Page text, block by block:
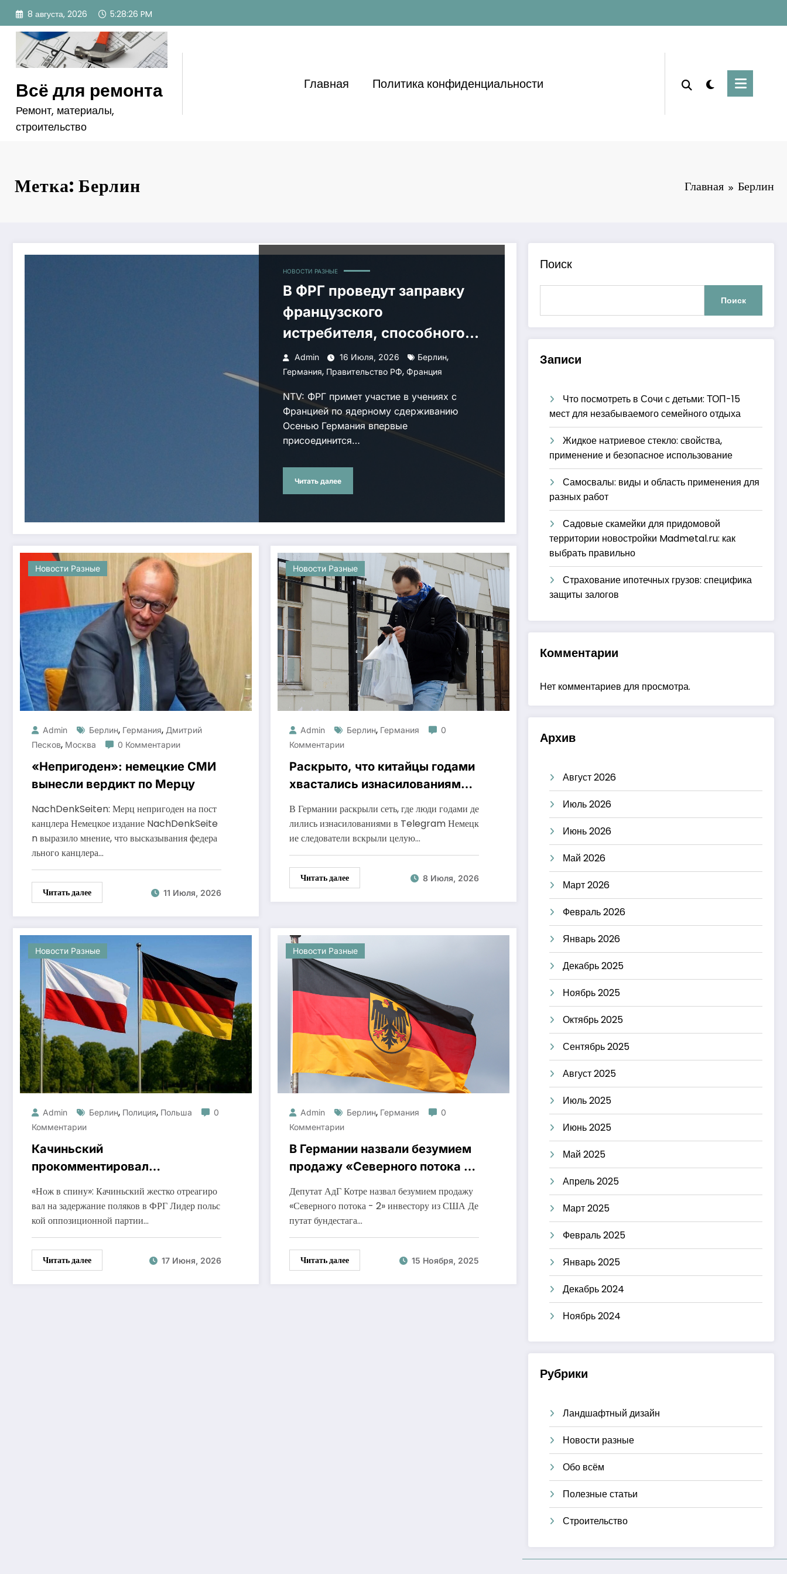
Перейти
содержимому
8 августа, 2026 5:28:27 PM
Всё для ремонта
Ремонт, материалы,
строительство
Главная Политика конфиденциальности
Метка: Берлин Главная Берлин
НОВОСТИ РАЗНЫЕ
В ФРГ проведут заправку
французского
истребителя, способного
нести ядерные боеголовки
Admin 16 Июля, 2026 Берлин,
Германия, Правительство РФ, Франция
NTV: ФРГ примет участие в учениях с
Францией по ядерному сдерживанию
Осенью Германия впервые
присоединится…
Читать далее
Новости Разные
Admin Берлин, Германия, Дмитрий
Песков, Москва 0 Комментарии
«Непригоден»: немецкие СМИ
вынесли вердикт по Мерцу
NachDenkSeiten: Мерц непригоден на пост
канцлера Немецкое издание NachDenkSeite
n выразило мнение, что высказывания федера
льного канцлера…
Читать далее 11 Июля, 2026
Новости Разные
Admin Берлин, Германия
0
Комментарии
Раскрыто, что китайцы годами
хвастались изнасилованиями в
В Германии раскрыли сеть, где люди годами де
лились изнасилованиями в Telegram Немецк
ие следователи вскрыли целую…
Читать далее 8 Июля, 2026
Новости Разные
Admin Берлин, Полиция, Польша
0
Комментарии
Качиньский
прокомментировал
активистов в Германии
«Нож в спину»: Качиньский жестко отреагиро
вал на задержание поляков в ФРГ Лидер польс
кой оппозиционной партии…
Читать далее 17 Июня, 2026
Новости Разные
Admin Берлин, Германия
0
Комментарии
В Германии назвали безумием
продажу «Северного потока —
Депутат АдГ Котре назвал безумием продажу
«Северного потока - 2» инвестору из США Де
путат бундестага…
Читать далее 15 Ноября, 2025
Поиск
Поиск
Записи
Что посмотреть в Сочи с детьми: ТОП-15
мест для незабываемого семейного отдыха
Жидкое натриевое стекло: свойства,
применение и безопасное использование
Самосвалы: виды и область применения для
разных работ
Садовые скамейки для придомовой
территории новостройки Madmetal.ru: как
выбрать правильно
Страхование ипотечных грузов: специфика
защиты залогов
Комментарии
Нет комментариев для просмотра.
Архив
Август 2026
Июль 2026
Июнь 2026
Май 2026
Март 2026
Февраль 2026
Январь 2026
Декабрь 2025
Ноябрь 2025
Октябрь 2025
Сентябрь 2025
Август 2025
Июль 2025
Июнь 2025
Май 2025
Апрель 2025
Март 2025
Февраль 2025
Январь 2025
Декабрь 2024
Ноябрь 2024
Рубрики
Ландшафтный дизайн
Новости разные
Обо всём
Полезные статьи
Строительство